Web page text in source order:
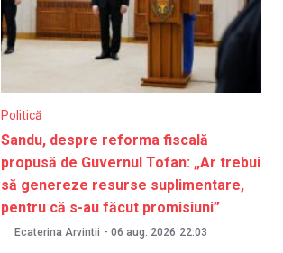
Politică
Sandu, despre reforma fiscală
propusă de Guvernul Tofan: „Ar trebui
să genereze resurse suplimentare,
pentru că s-au făcut promisiuni”
Ecaterina Arvintii - 06 aug. 2026 22:03